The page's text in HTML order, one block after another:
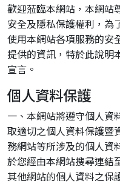
歡迎蒞臨本網站，本網站
安全及隱私保護權利，為
使用本網站各項服務的安
提供的資訊，特於此說明
宣言。
個人資料保護
一、本網站將遵守個人資
取適切之個人資料保護暨
務網站等所涉及的個人資
於您經由本網站搜尋連結
其他網站的個人資料之保